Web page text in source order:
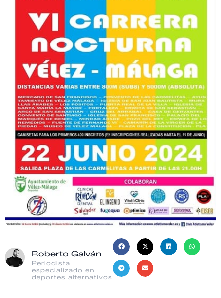
Roberto Galván
Periodista
especializado en
deportes alternativos